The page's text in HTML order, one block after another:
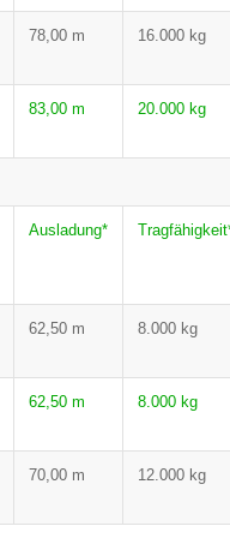
78,00 m 16.000 kg
83,00 m 20.000 kg
Ausladung*
62,50 m 8.000 kg
62,50 m 8.000 kg
70,00 m 12.000 kg